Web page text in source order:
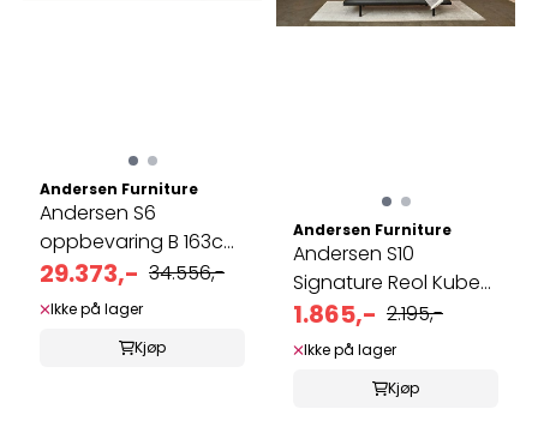
Andersen Furniture
Andersen S6
oppbevaring B 163cm
H 79cm
29.373,- 34.556,-
Ikke på lager
Kjøp
Andersen Furniture
Andersen S10
Signature Reol Kube
uten dør eik, ...
1.865,- 2.195,-
Ikke på lager
Kjøp